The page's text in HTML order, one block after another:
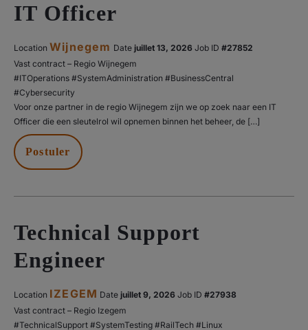
IT Officer
Location Wijnegem Date juillet 13, 2026
#27852
Vast contract – Regio Wijnegem
#ITOperations #SystemAdministration #BusinessCentral
#Cybersecurity
Voor onze partner in de regio Wijnegem zijn we op zoek naar een IT
Officer die een sleutelrol wil opnemen binnen het beheer, de […]
Postuler
Technical Support
Engineer
Location IZEGEM Date juillet 9, 2026
#27938
Vast contract – Regio Izegem
#TechnicalSupport #SystemTesting #RailTech #Linux